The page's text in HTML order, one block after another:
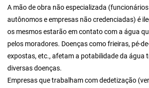
A mão de obra não especializada
autônomos e empresas não credenciadas) é
os mesmos estarão em contato com a água
pelos moradores. Doenças como frieiras, pé-
expostas, etc., afetam a potabilidade da água
diversas doenças.
Empresas que trabalham com dedetização